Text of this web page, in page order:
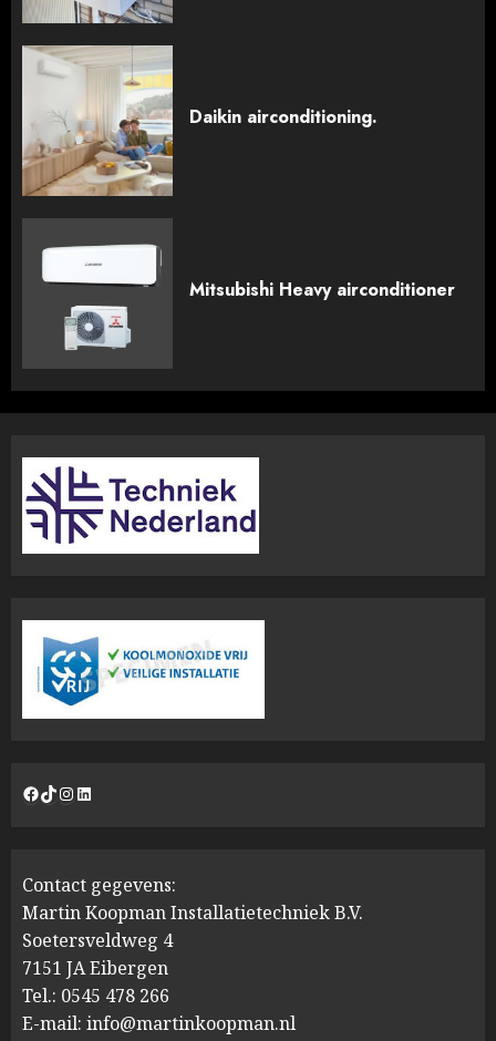
Daikin airconditioning.
Mitsubishi Heavy airconditioner
Facebook
TikTok
Instagram
LinkedIn
Contact gegevens:
Martin Koopman Installatietechniek B.V.
Soetersveldweg 4
7151 JA Eibergen
Tel.: 0545 478 266
E-mail: info@martinkoopman.nl